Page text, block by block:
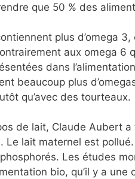
que 50 % des
plus d’omega
aux omega 6
dans
beaucoup plus
qu’avec des tourteaux.
de lait, Claude Aubert
Le lait maternel est
Les études
bio, qu’il y a